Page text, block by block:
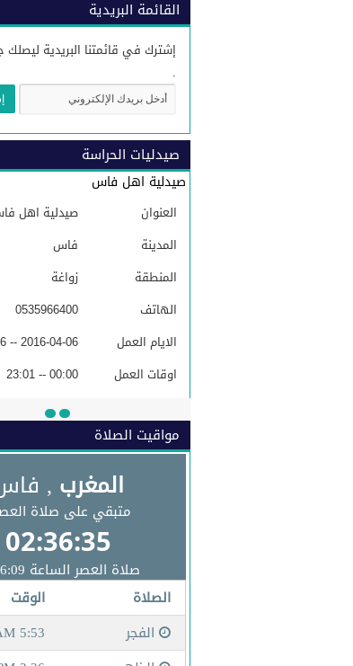
القائمة البريدية
إشترك في قائمتنا البريدية ليصلك
.
صيدليات الحراسة
صيدلية اهل فاس
العنوان
صيدلية اهل
المدينة
فاس
المنطقة
زواغة
الهاتف
0535966400
الايام العمل
2016-04-06 -- 2016-05-06
اوقات العمل
00:00 -- 23:01
مواقيت الصلاة